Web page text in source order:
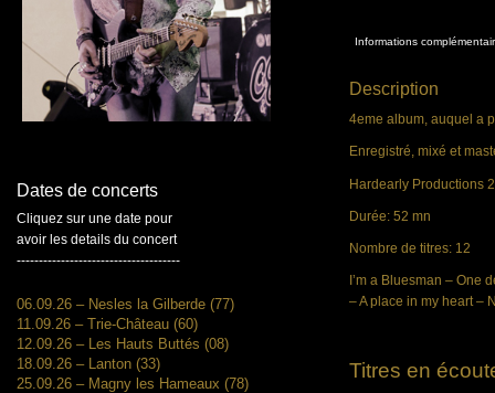
Dates de concerts
Cliquez sur une date pour
avoir les details du concert
-------------------------------------
06.09.26 – Nesles la Gilberde (77)
11.09.26 – Trie-Château (60)
12.09.26 – Les Hauts Buttés (08)
18.09.26 – Lanton (33)
25.09.26 – Magny les Hameaux (78)
Informations
Description
4eme album, auquel a
Enregistré, mixé et
Hardearly Productions
Durée: 52 mn
Nombre de titres: 12
I’m a Bluesman – One
– A place in my heart –
Titres en